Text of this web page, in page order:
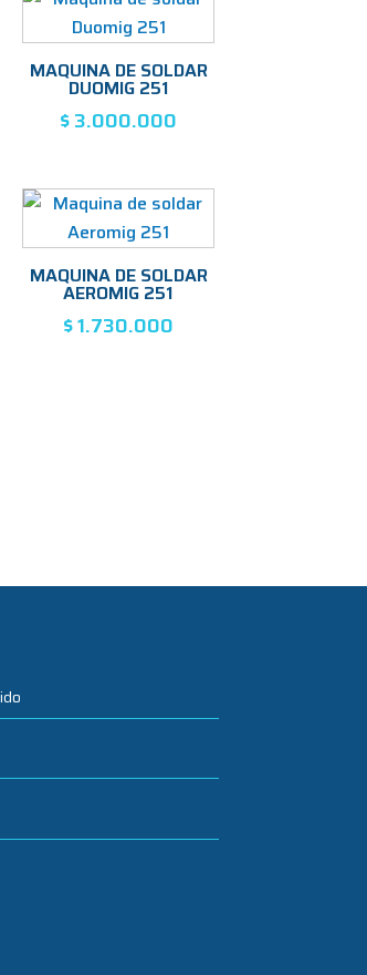
MAQUINA DE SOLDAR
DUOMIG 251
$3.000.000
MAQUINA DE SOLDAR
AEROMIG 251
$1.730.000